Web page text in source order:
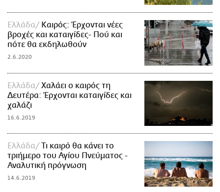
Ελλάδα
Καιρός: Έρχονται νέες
βροχές και καταιγίδες- Πού και
πότε θα εκδηλωθούν
2.6.2020
Ελλάδα
Χαλάει ο καιρός τη
Δευτέρα: Έρχονται καταιγίδες και
χαλάζι
16.6.2019
Ελλάδα
Τι καιρό θα κάνει το
τριήμερο του Αγίου Πνεύματος -
Αναλυτική πρόγνωση
14.6.2019